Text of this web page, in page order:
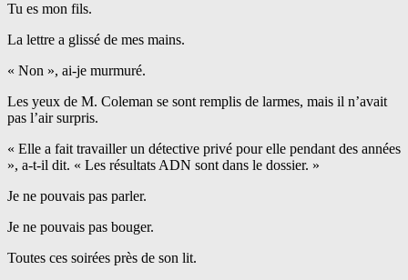
Tu es mon fils.
La lettre a glissé de mes mains.
« Non », ai-je murmuré.
Les yeux de M. Coleman se sont remplis de larmes, mais il n’avait
pas l’air surpris.
« Elle a fait travailler un détective privé pour elle pendant des années
», a-t-il dit. « Les résultats ADN sont dans le dossier. »
Je ne pouvais pas parler.
Je ne pouvais pas bouger.
Toutes ces soirées près de son lit.